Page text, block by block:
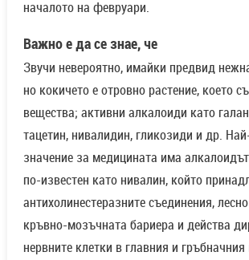
началото на февруари.
Важно е да се знае, че
Звучи невероятно, имайки предвид
но кокичето е отровно растение, което
вещества; активни алкалоиди като
тацетин, нивалидин, гликозиди и др.
значение за медицината има
по-известен като нивалин, който
антихолинестеразните съединения,
кръвно-мозъчната бариера и действа
нервните клетки в главния и